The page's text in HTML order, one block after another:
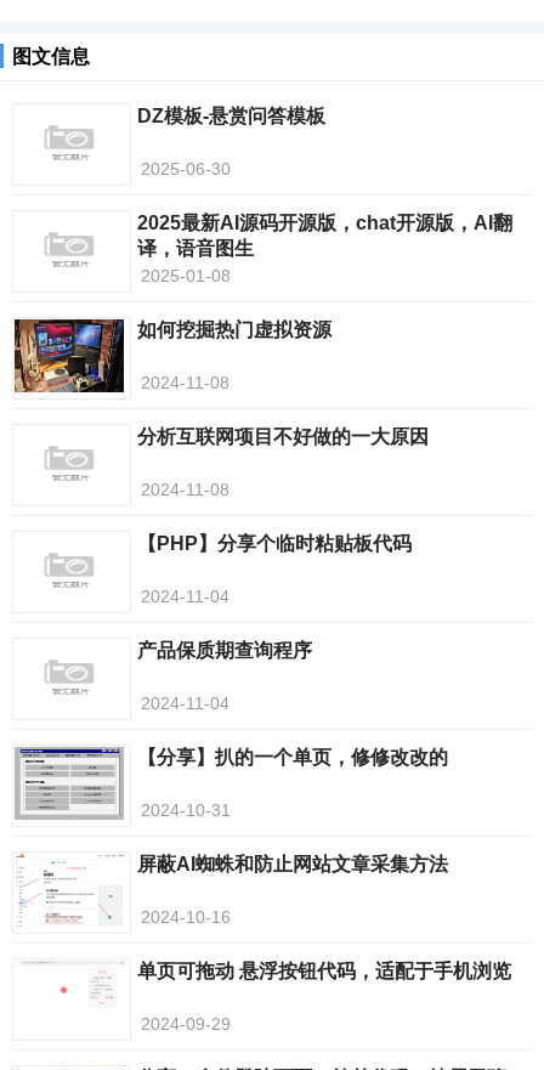
图文信息
DZ模板-悬赏问答模板
2025-06-30
2025最新AI源码开源版，chat开源版，AI翻
译，语音图生
2025-01-08
如何挖掘热门虚拟资源
2024-11-08
分析互联网项目不好做的一大原因
2024-11-08
【PHP】分享个临时粘贴板代码
2024-11-04
产品保质期查询程序
2024-11-04
【分享】扒的一个单页，修修改改的
2024-10-31
屏蔽AI蜘蛛和防止网站文章采集方法
2024-10-16
单页可拖动 悬浮按钮代码，适配于手机浏览
2024-09-29